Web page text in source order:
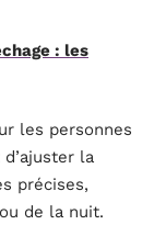
: les
les personnes
la
précises,
de la nuit.